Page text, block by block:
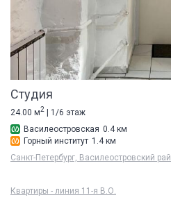
Студия
24.00 м2
| 1/6 этаж
Василеостровская 0.4 км
Горный институт 1.4 км
Санкт-Петербург, Василеостровский
Квартиры - линия 11-я В.О.